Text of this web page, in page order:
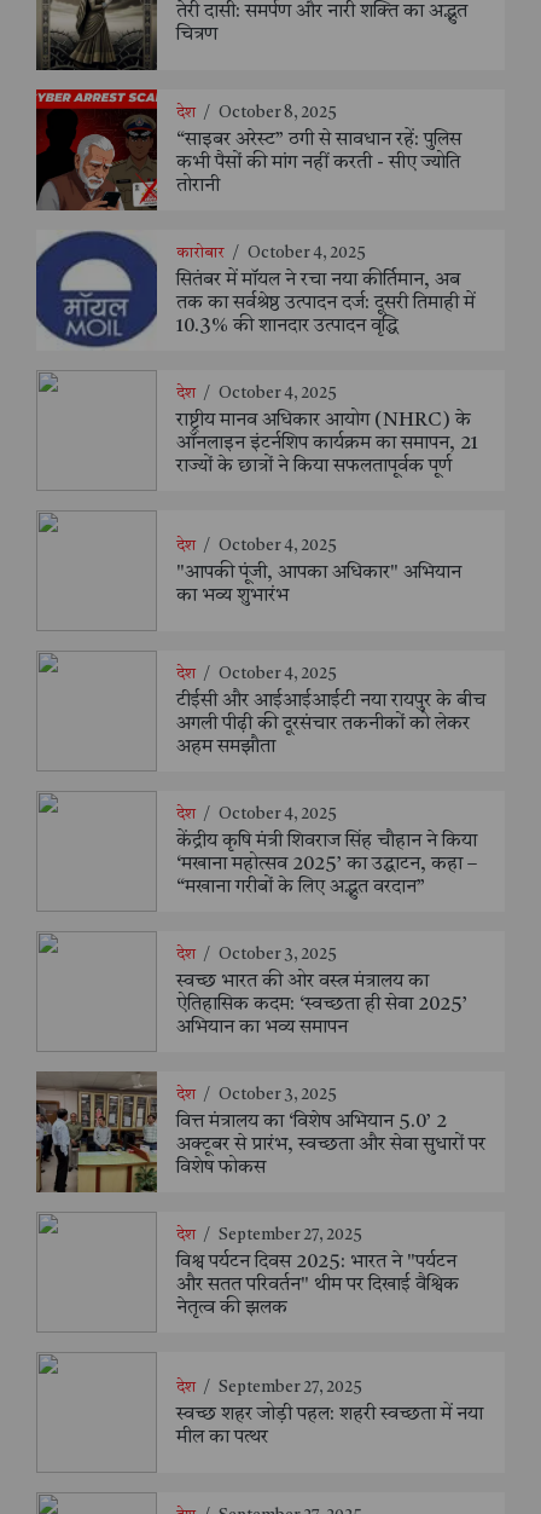
तेरी दासी: समर्पण और नारी शक्ति का अद्भुत
चित्रण
देश / October 8, 2025
“साइबर अरेस्ट” ठगी से सावधान रहें: पुलिस
कभी पैसों की मांग नहीं करती - सीए ज्योति
तोरानी
कारोबार / October 4, 2025
सितंबर में मॉयल ने रचा नया कीर्तिमान, अब
तक का सर्वश्रेष्ठ उत्पादन दर्ज: दूसरी तिमाही में
10.3% की शानदार उत्पादन वृद्धि
देश / October 4, 2025
राष्ट्रीय मानव अधिकार आयोग (NHRC) के
ऑनलाइन इंटर्नशिप कार्यक्रम का समापन, 21
राज्यों के छात्रों ने किया सफलतापूर्वक पूर्ण
देश / October 4, 2025
"आपकी पूंजी, आपका अधिकार" अभियान
का भव्य शुभारंभ
देश / October 4, 2025
टीईसी और आईआईआईटी नया रायपुर के बीच
अगली पीढ़ी की दूरसंचार तकनीकों को लेकर
अहम समझौता
देश / October 4, 2025
केंद्रीय कृषि मंत्री शिवराज सिंह चौहान ने किया
‘मखाना महोत्सव 2025’ का उद्घाटन, कहा –
“मखाना गरीबों के लिए अद्भुत वरदान”
देश / October 3, 2025
स्वच्छ भारत की ओर वस्त्र मंत्रालय का
ऐतिहासिक कदम: ‘स्वच्छता ही सेवा 2025’
अभियान का भव्य समापन
देश / October 3, 2025
वित्त मंत्रालय का ‘विशेष अभियान 5.0’ 2
अक्टूबर से प्रारंभ, स्वच्छता और सेवा सुधारों पर
विशेष फोकस
देश / September 27, 2025
विश्व पर्यटन दिवस 2025: भारत ने "पर्यटन
और सतत परिवर्तन" थीम पर दिखाई वैश्विक
नेतृत्व की झलक
देश / September 27, 2025
स्वच्छ शहर जोड़ी पहल: शहरी स्वच्छता में नया
मील का पत्थर